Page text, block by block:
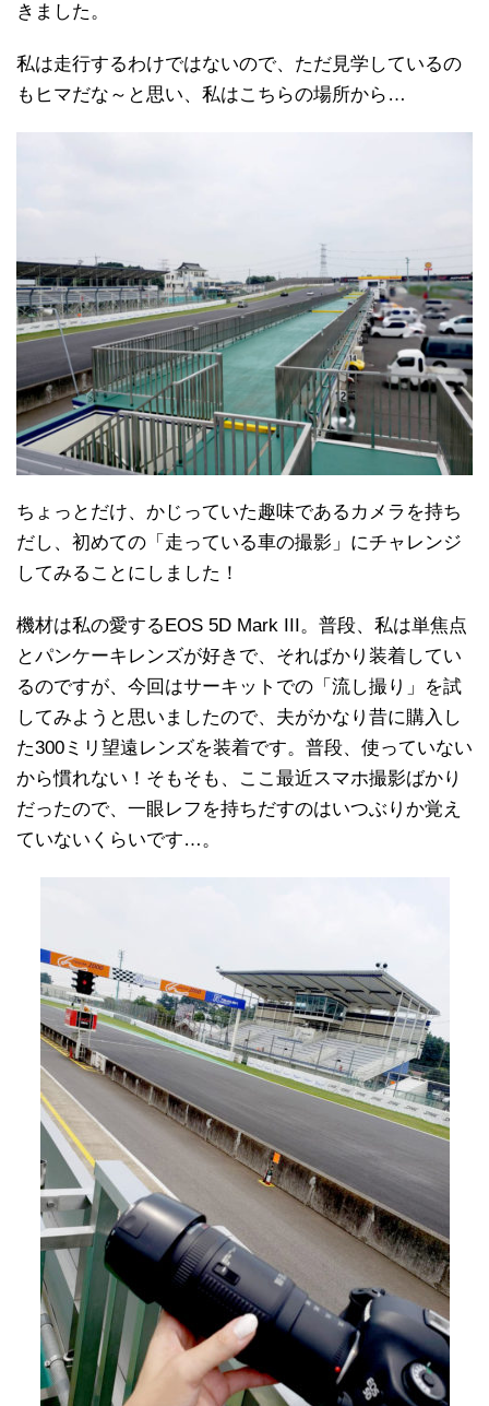
きました。
私は走行するわけではないので、ただ見学しているの
もヒマだな～と思い、私はこちらの場所から…
ちょっとだけ、かじっていた趣味であるカメラを持ち
だし、初めての「走っている車の撮影」にチャレンジ
してみることにしました！
機材は私の愛するEOS 5D Mark III。普段、私は単焦点
とパンケーキレンズが好きで、そればかり装着してい
るのですが、今回はサーキットでの「流し撮り」を試
してみようと思いましたので、夫がかなり昔に購入し
た300ミリ望遠レンズを装着です。普段、使っていない
から慣れない！そもそも、ここ最近スマホ撮影ばかり
だったので、一眼レフを持ちだすのはいつぶりか覚え
ていないくらいです…。